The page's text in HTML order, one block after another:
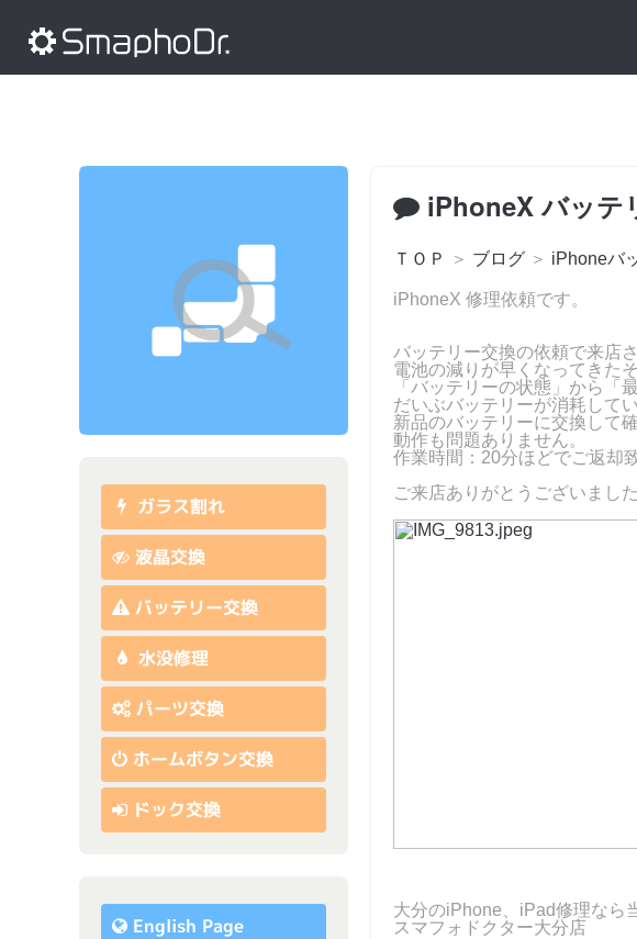
ガラス割れ
液晶交換
バッテリー交換
水没修理
パーツ交換
ホームボタン交換
ドック交換
English Page
iPhoneX バッテ
ＴＯＰ ＞ ブログ ＞ iPhoneバ
iPhoneX 修理依頼です。
バッテリー交換の依頼で来店
電池の減りが早くなってきたそ
「バッテリーの状態」から「
だいぶバッテリーが消耗して
新品のバッテリーに交換して
動作も問題ありません。
作業時間：20分ほどでご返却
ご来店ありがとうございました
大分のiPhone、iPad修理なら
スマフォドクター大分店